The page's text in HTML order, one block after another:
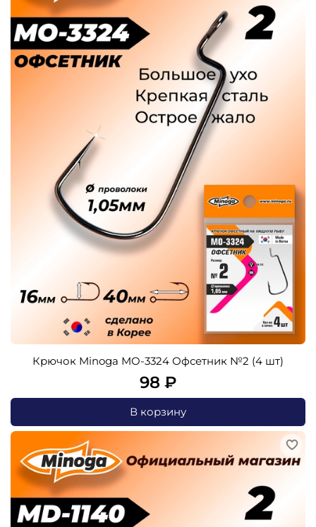
Крючок Minoga MO-3324 Офсетник №2 (4 шт)
98 ₽
В корзину